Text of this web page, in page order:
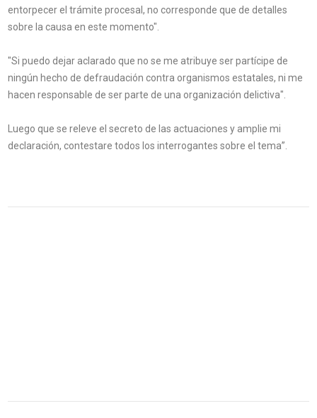
entorpecer el trámite procesal, no corresponde que de detalles
sobre la causa en este momento".
"Si puedo dejar aclarado que no se me atribuye ser partícipe de
ningún hecho de defraudación contra organismos estatales, ni me
hacen responsable de ser parte de una organización delictiva".
Luego que se releve el secreto de las actuaciones y amplie mi
declaración, contestare todos los interrogantes sobre el tema”.